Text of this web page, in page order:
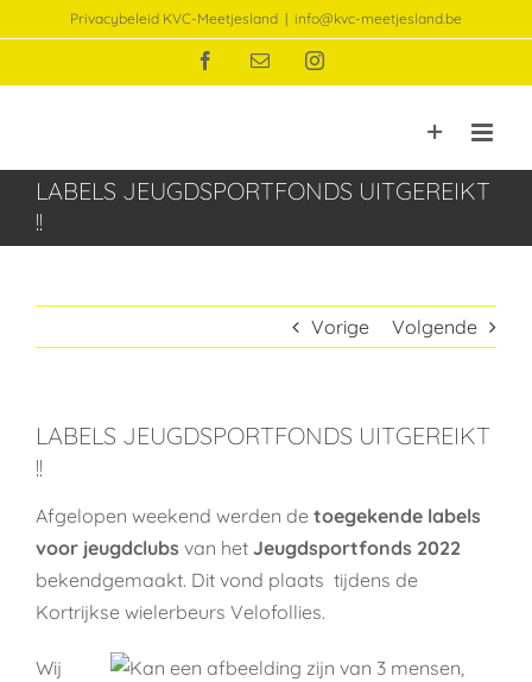
naar
Privacybeleid KVC-Meetjesland | info@kvc-meetjesland.be
Facebook
E-
Instagram
LABELS JEUGDSPORTFONDS UITGEREIKT
!!
Vorige Volgende
LABELS JEUGDSPORTFONDS UITGEREIKT
!!
Afgelopen weekend werden de toegekende labels
voor jeugdclubs van het Jeugdsportfonds 2022
bekendgemaakt. Dit vond plaats tijdens de
Kortrijkse wielerbeurs Velofollies.
Wij